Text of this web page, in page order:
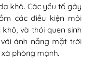
khô. Các yếu tố gây
các điều kiện môi
và thói quen sinh
ánh nắng mặt trời
phòng mạnh.